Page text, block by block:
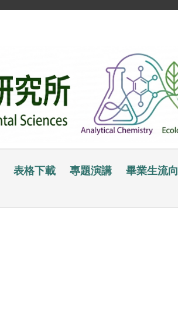
表格下載 專題演講 畢業生流向